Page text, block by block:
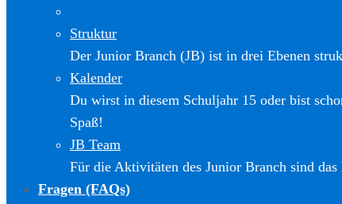
Struktur
Der Junior Branch (JB) ist in drei Ebenen
Kalender
Du wirst in diesem Schuljahr 15 oder bist
Spaß!
JB Team
Für die Aktivitäten des Junior Branch sind
Fragen (FAQs)